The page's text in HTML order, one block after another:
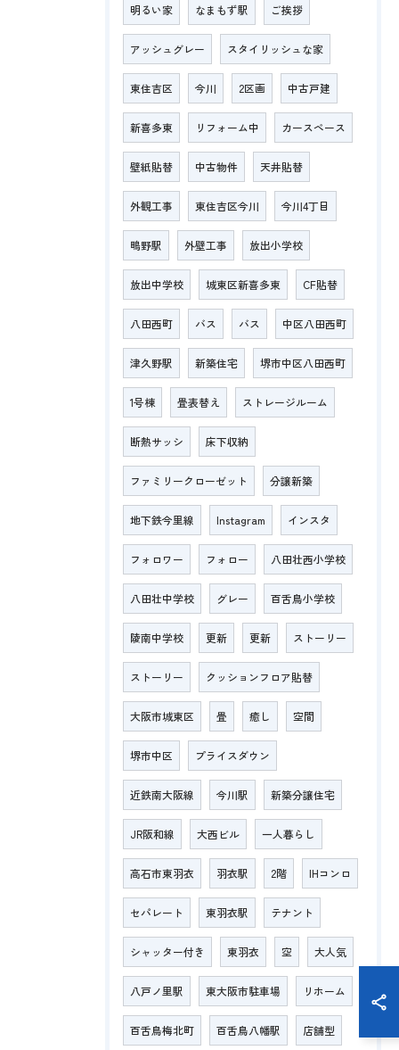
明るい家 なまもず駅 ご挨拶
アッシュグレー スタイリッシュな家
東住吉区 今川 2区画 中古戸建
新喜多東 リフォーム中 カースペース
壁紙貼替 中古物件 天井貼替
外観工事 東住吉区今川 今川4丁目
鴫野駅 外壁工事 放出小学校
放出中学校 城東区新喜多東 CF貼替
八田西町 バス バス 中区八田西町
津久野駅 新築住宅 堺市中区八田西町
1号棟 畳表替え ストレージルーム
断熱サッシ 床下収納
ファミリークローゼット 分譲新築
地下鉄今里線 Instagram インスタ
フォロワー フォロー 八田壮西小学校
八田壮中学校 グレー 百舌鳥小学校
陵南中学校 更新 更新 ストーリー
ストーリー クッションフロア貼替
大阪市城東区 畳 癒し 空間
堺市中区 プライスダウン
近鉄南大阪線 今川駅 新築分譲住宅
JR阪和線 大西ビル 一人暮らし
高石市東羽衣 羽衣駅 2階 IHコンロ
セパレート 東羽衣駅 テナント
シャッター付き 東羽衣 空 大人気
八戸ノ里駅 東大阪市駐車場 リホーム
百舌鳥梅北町 百舌鳥八幡駅 店舗型